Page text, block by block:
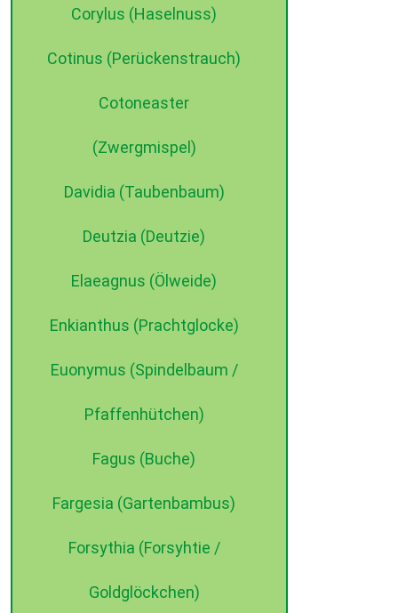
Corylus (Haselnuss)
Cotinus (Perückenstrauch)
Cotoneaster
(Zwergmispel)
Davidia (Taubenbaum)
Deutzia (Deutzie)
Elaeagnus (Ölweide)
Enkianthus (Prachtglocke)
Euonymus (Spindelbaum /
Pfaffenhütchen)
Fagus (Buche)
Fargesia (Gartenbambus)
Forsythia (Forsyhtie /
Goldglöckchen)